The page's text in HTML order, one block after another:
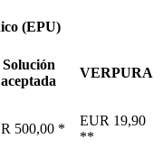
(EPU)
Solución
aceptada
VERPURA
500,00 *
EUR 19,90
**